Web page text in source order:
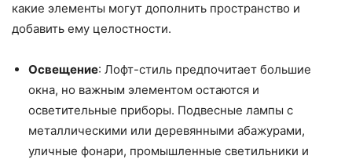
какие элементы могут дополнить пространство и
добавить ему целостности.
Освещение: Лофт-стиль предпочитает большие
окна, но важным элементом остаются и
осветительные приборы. Подвесные лампы с
металлическими или деревянными абажурами,
уличные фонари, промышленные светильники и